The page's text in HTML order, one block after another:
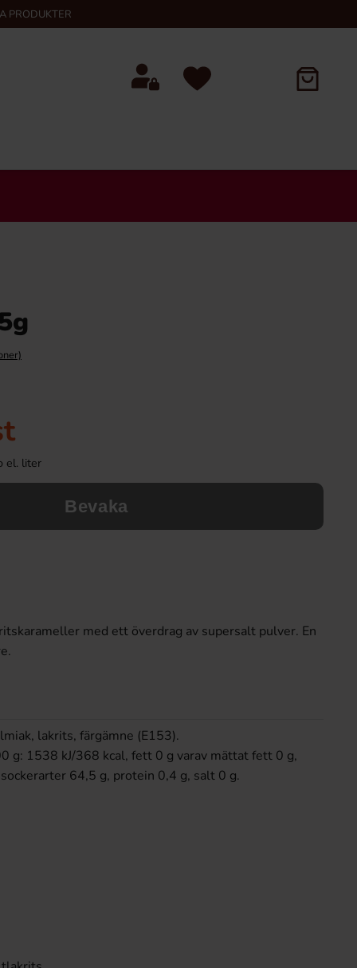
PRODUKTER
el. liter
Bevaka
med ett överdrag av supersalt pulver. En
lakrits, färgämne (E153).
g: 1538 kJ/368 kcal, fett 0 g varav mättat fett 0 g,
64,5 g, protein 0,4 g, salt 0 g.